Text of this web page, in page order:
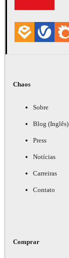
Chaos
Sobre
Blog (Inglês)
Press
Notícias
Carreiras
Contato
Comprar